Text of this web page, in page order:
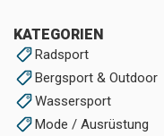
KATEGORIEN
Radsport
Bergsport & Outdoor
Wassersport
Mode / Ausrüstung